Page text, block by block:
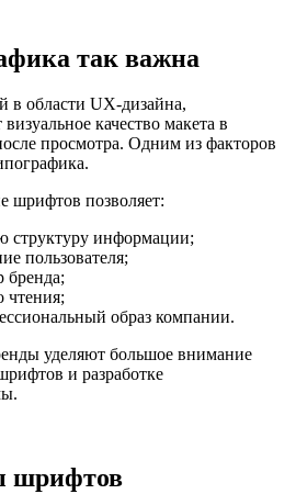
так важна
в области UX-дизайна,
качество макета в
просмотра. Одним из факторов
шрифтов позволяет:
структуру информации;
пользователя;
бренда;
чтения;
образ компании.
уделяют большое внимание
и разработке
шрифтов